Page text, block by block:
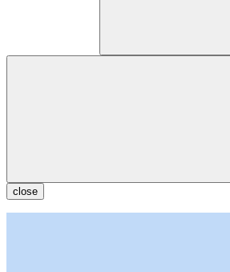
close